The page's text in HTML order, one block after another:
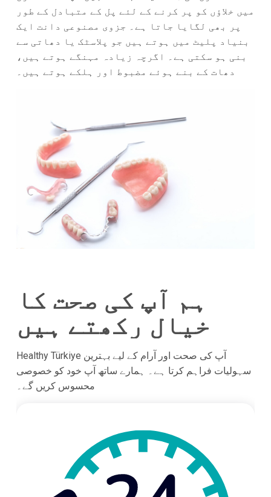
میں خلاؤں کو پر کرنے کے لئے پل کے متبادل کے طور
پر بھی لگایا جاتا ہے۔ جزوی مصنوعی دانت ایک
بنیاد پلیٹ میں ہوتے ہیں جو پلاسٹک یا دھاتی سے
بنی ہو سکتی ہے۔ اگرچہ زیادہ مہنگے ہوتے ہیں،
دھات کے بنے ہوئے مضبوط اور ہلکے ہوتے ہیں۔
ہم آپ کی صحت کا
خیال رکھتے ہیں
Healthy Türkiye آپ کی صحت اور آرام کے لیے بہترین
سہولیات فراہم کرتا ہے۔ ہمارے ساتھ آپ خود کو خصوصی
محسوس کریں گے۔